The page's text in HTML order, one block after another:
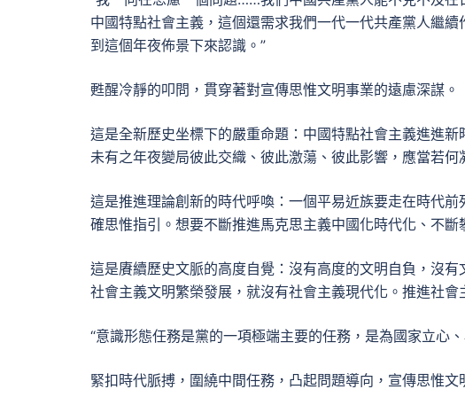
中國特點社會主義，這個還需求我們一代一代共產黨人繼
到這個年夜佈景下來認識。”
甦醒冷靜的叩問，貫穿著對宣傳思惟文明事業的遠慮深謀。
這是全新歷史坐標下的嚴重命題：中國特點社會主義進進
未有之年夜變局彼此交織、彼此激蕩、彼此影響，應當若何
這是推進理論創新的時代呼喚：一個平易近族要走在時代
確思惟指引。想要不斷推進馬克思主義中國化時代化、不
這是賡續歷史文脈的高度自覺：沒有高度的文明自負，沒
社會主義文明繁榮發展，就沒有社會主義現代化。推進社
“意識形態任務是黨的一項極端主要的任務，是為國家立心
緊扣時代脈搏，圍繞中間任務，凸起問題導向，宣傳思惟文